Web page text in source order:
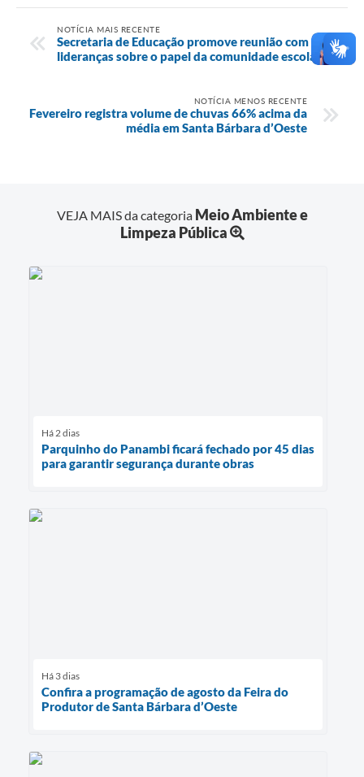
NOTÍCIA MAIS RECENTE
Secretaria de Educação promove reunião com
lideranças sobre o papel da comunidade escolar
NOTÍCIA MENOS RECENTE
Fevereiro registra volume de chuvas 66% acima da
média em Santa Bárbara d’Oeste
VEJA MAIS da categoria Meio Ambiente e
Limpeza Pública
Há 2 dias
Parquinho do Panambi ficará fechado por 45 dias
para garantir segurança durante obras
Há 3 dias
Confira a programação de agosto da Feira do
Produtor de Santa Bárbara d’Oeste